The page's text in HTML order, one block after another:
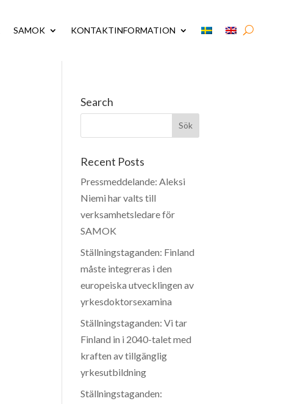
SAMOK KONTAKTINFORMATION
Search
Recent Posts
Pressmeddelande: Aleksi
Niemi har valts till
verksamhetsledare för
SAMOK
Ställningstaganden: Finland
måste integreras i den
europeiska utvecklingen av
yrkesdoktorsexamina
Ställningstaganden: Vi tar
Finland in i 2040-talet med
kraften av tillgänglig
yrkesutbildning
Ställningstaganden: